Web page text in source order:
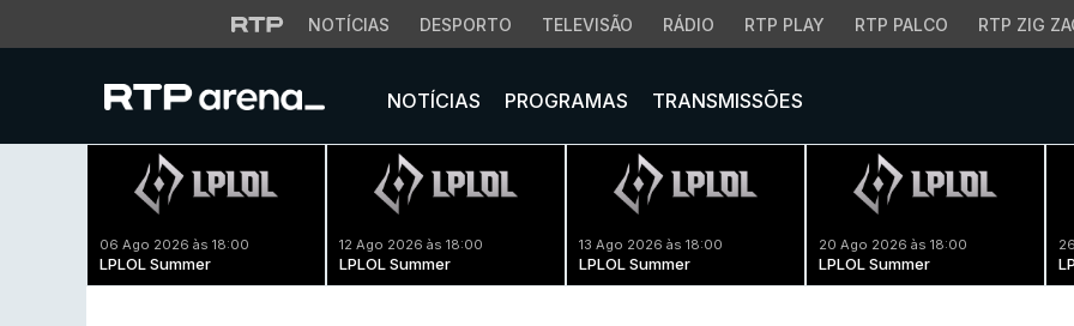
NOTÍCIAS DESPORTO TELEVISÃO RÁDIO RTP PLAY RTP PALCO RTP ZIG
NOTÍCIAS PROGRAMAS TRANSMISSÕES
06 Ago 2026 às 18:00
LPLOL Summer
12 Ago 2026 às 18:00
LPLOL Summer
13 Ago 2026 às 18:00
LPLOL Summer
20 Ago 2026 às 18:00
LPLOL Summer